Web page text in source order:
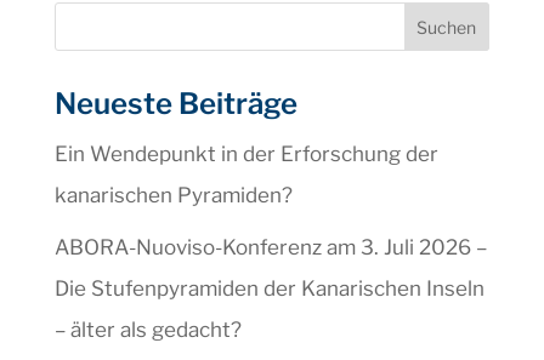
Suchen
Neueste Beiträge
Ein Wendepunkt in der Erforschung der
kanarischen Pyramiden?
ABORA-Nuoviso-Konferenz am 3. Juli 2026 –
Die Stufenpyramiden der Kanarischen Inseln
– älter als gedacht?